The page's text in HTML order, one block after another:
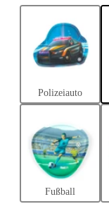
Taschen
Polizeiauto
Fußball